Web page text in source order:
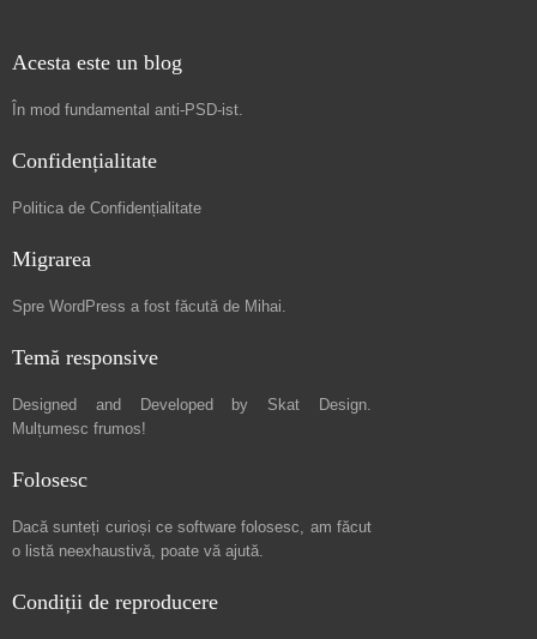
Acesta este un blog
În mod fundamental anti-PSD-ist.
Confidențialitate
Politica de Confidențialitate
Migrarea
Spre WordPress a fost făcută de Mihai.
Temă responsive
Designed and Developed by Skat Design.
Mulțumesc frumos!
Folosesc
Dacă sunteți curioși ce software folosesc, am făcut
o listă neexhaustivă, poate vă ajută.
Condiții de reproducere